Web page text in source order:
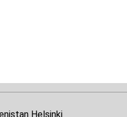
Helsinki